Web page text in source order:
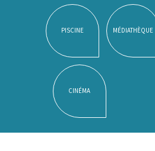
PISCINE MÉDIATHÈQUE
CINÉMA